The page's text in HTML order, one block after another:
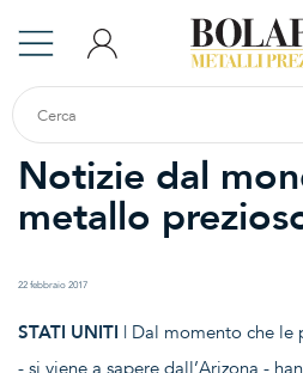
Notizie dal
metallo
22 febbraio 2017
STATI UNITI | Dal momento che
- si viene a sapere dall’Arizona -